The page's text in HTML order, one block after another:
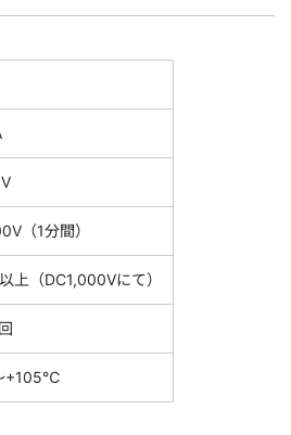
（1分間）
上（DC1,000Vにて）
+105℃